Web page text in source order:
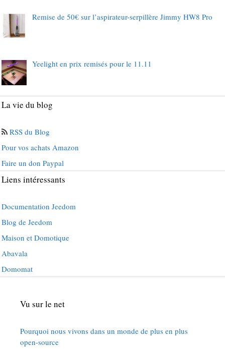
Remise de 50€ sur l’aspirateur-serpillère Jimmy HW8 Pro
Yeelight en prix remisés pour le 11.11
La vie du blog
RSS du Blog
Pour vos achats Amazon
Faire un don Paypal
Liens intéressants
Documentation Jeedom
Blog de Jeedom
Maison et Domotique
Abavala
Domomat
Vu sur le net
Pourquoi nous vivons dans un monde de plus en plus
open-source